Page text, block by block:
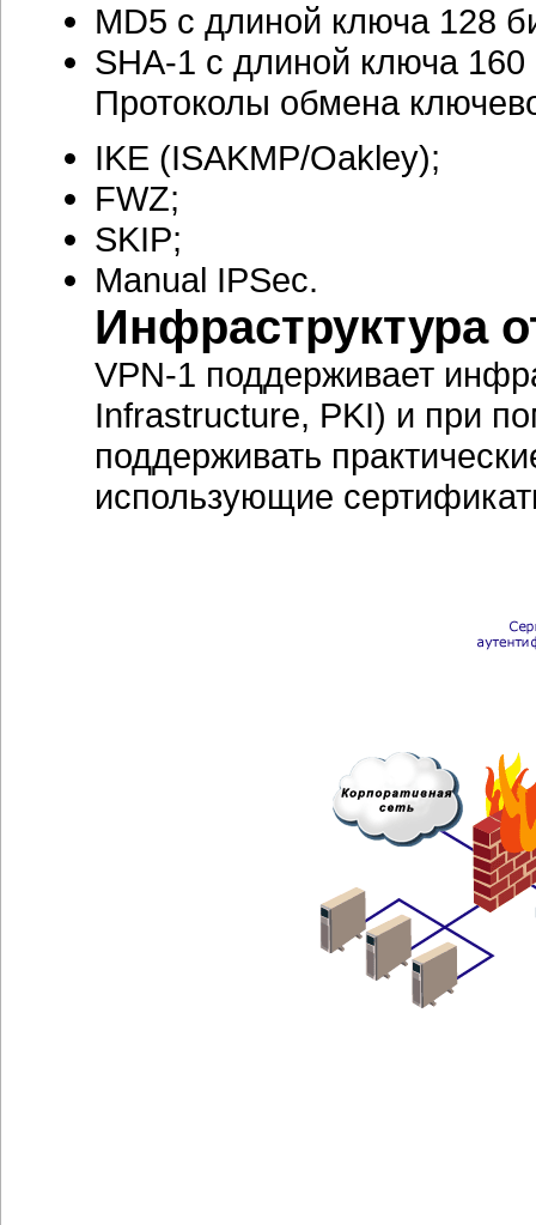
MD5 с длиной ключа 128
SHA-1 с длиной ключа 160
Протоколы обмена
IKE (ISAKMP/Oakley);
FWZ;
SKIP;
Manual IPSec.
Инфраструктура
VPN-1 поддерживает
Infrastructure, PKI) и при
поддерживать
использующие